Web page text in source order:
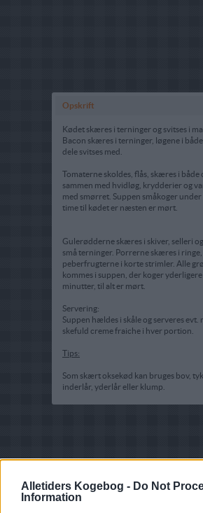
Alletiders Kogebog - Do Not
Information
Opskrift
Kødet skæres i terninger og svitses i
Bacon skæres i terninger, løgene i
dele svitses med.
Tomaterne skoldes, flås, skæres i
sammen med hvidløg, krydderier og
med smørret. Suppen småkoger under
time til kødet er næsten er mørt.
Gulerødderne skæres i skiver, selleri
små terninger. Porrerne skæres i ringe,
peberfrugterne i korte strimler. Alle
kommes i suppen, der koger
minutter, til alt er mørt.
Servering:
Suppen hældes i skåle og serveres evt.
skefuld creme fraiche i hver portion.
Tips:
Som skært oksekød kan bruges bov,
inderlår, yderlår eller klump.